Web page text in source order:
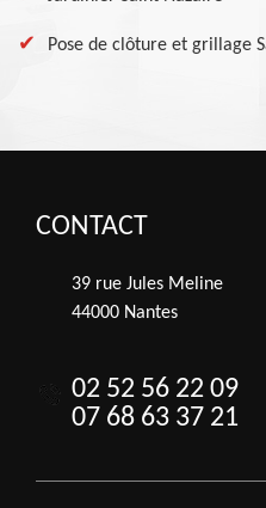
Pose de clôture et grillage
CONTACT
39 rue Jules Meline
44000 Nantes
02 52 56 22 09
07 68 63 37 21